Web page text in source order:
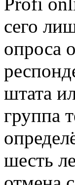
сего
опроса
штата
группа
шесть